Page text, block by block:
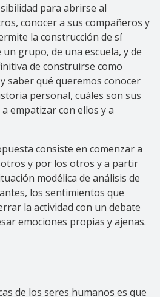
para abrirse al
conocer a sus compañeros y
la construcción de sí
grupo, de una escuela, y de
de construirse como
saber qué queremos conocer
personal, cuáles son sus
empatizar con ellos y a
consiste en comenzar a
y por los otros y a partir
modélica de análisis de
los sentimientos que
la actividad con un debate
emociones propias y ajenas.
de los seres humanos es que